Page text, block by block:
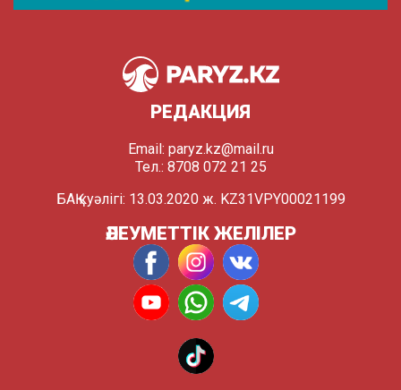
РЕДАКЦИЯ
Email: paryz.kz@mail.ru
Тел.: 8708 072 21 25
БАҚ куәлігі: 13.03.2020 ж. KZ31VPY00021199
ӘЛЕУМЕТТІК ЖЕЛІЛЕР